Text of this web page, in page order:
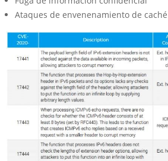
Ataques de envenenamiento de